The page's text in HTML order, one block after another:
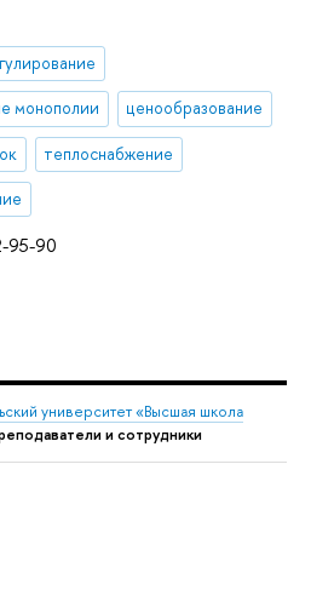
95-90
монополии ценообразование
теплоснабжение
университет «Высшая школа
и сотрудники